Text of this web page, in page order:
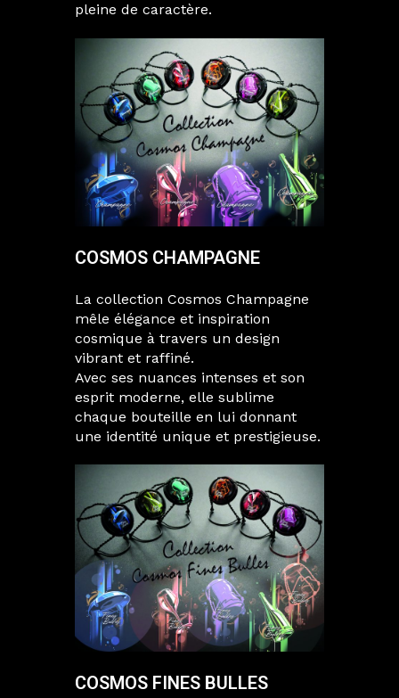
pleine de caractère.
COSMOS CHAMPAGNE
La collection Cosmos Champagne
mêle élégance et inspiration
cosmique à travers un design
vibrant et raffiné.
Avec ses nuances intenses et son
esprit moderne, elle sublime
chaque bouteille en lui donnant
une identité unique et prestigieuse.
COSMOS FINES BULLES